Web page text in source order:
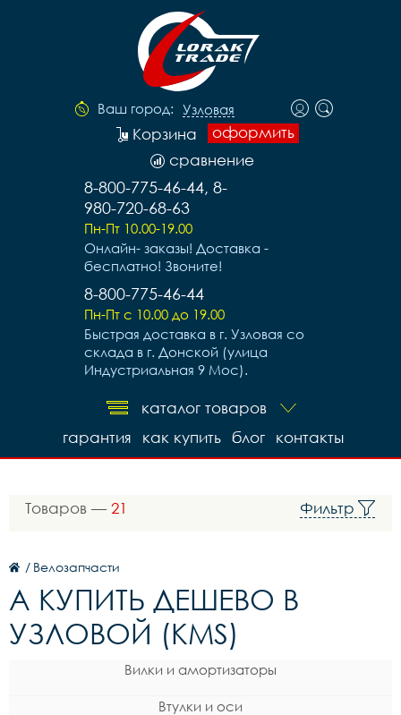
Ваш город: Узловая
оформить
Корзина
сравнение
8-800-775-46-44, 8-
980-720-68-63
Пн-Пт 10.00-19.00
Онлайн- заказы! Доставка -
бесплатно! Звоните!
8-800-775-46-44
Пн-Пт с 10.00 до 19.00
Быстрая доставка в г. Узловая со
склада в г. Донской (улица
Индустриальная 9 Мос).
каталог товаров
контакты
блог
как купить
гарантия
Товаров — 21 Фильтр
/ Велозапчасти
A КУПИТЬ ДЕШЕВО В
УЗЛОВОЙ (KMS)
Вилки и амортизаторы
Втулки и оси